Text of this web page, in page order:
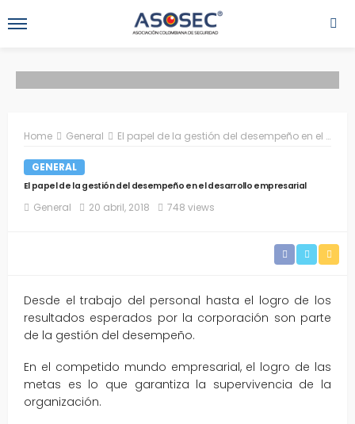
Home General El papel de la gestión del desempeño en el desarrollo empresarial
GENERAL
El papel de la gestión del desempeño en el desarrollo empresarial
General 20 abril, 2018 748 views
Desde el trabajo del personal hasta el logro de los
resultados esperados por la corporación son parte
de la gestión del desempeño.
En el competido mundo empresarial, el logro de las
metas es lo que garantiza la supervivencia de la
organización.